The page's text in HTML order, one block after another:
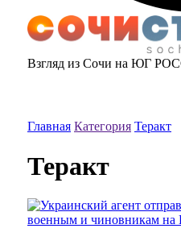
Взгляд из Сочи на ЮГ
Главная Категория Теракт
Теракт